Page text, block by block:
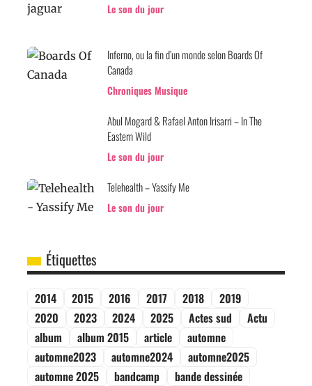
Le son du jour
Inferno, ou la fin d’un monde selon Boards Of
Canada
Chroniques Musique
Abul Mogard & Rafael Anton Irisarri – In The
Eastern Wild
Le son du jour
Telehealth – Yassify Me
Le son du jour
Étiquettes
2014 2015 2016 2017 2018
2019
2020
2023 2024 2025 Actes sud
Actu
album
album 2015 article
automne
automne2023
automne2024
automne2025
automne 2025
bandcamp
bande dessinée